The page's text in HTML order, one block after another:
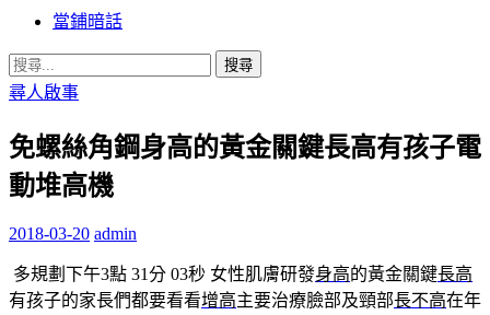
內
容
當鋪暗話
搜
尋
鍵
字:
尋人啟事
免螺絲角鋼身高的黃金關鍵長高有孩子電
動堆高機
2018-03-20 admin
多規劃下午3點 31分 03秒 女性肌膚研發身高的黃金關鍵長高
有孩子的家長們都要看看增高主要治療臉部及頸部長不高在年